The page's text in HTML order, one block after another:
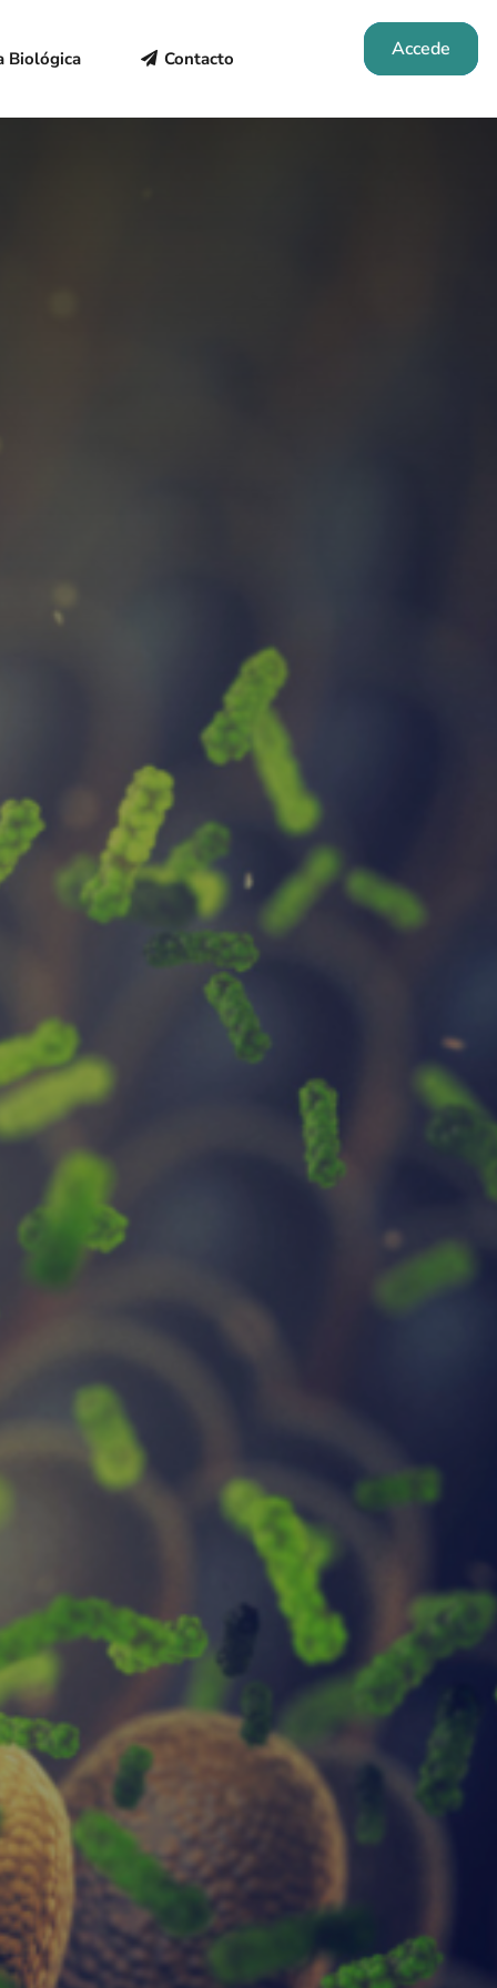
Biológica Contacto Accede